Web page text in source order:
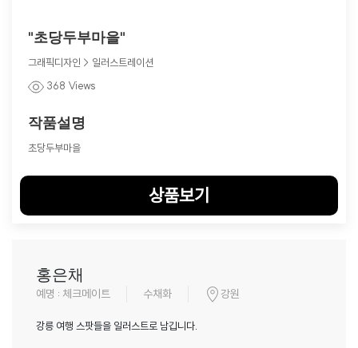
"초당두부마을"
그래픽디자인 > 일러스트레이션
368 Views
작품설명
초당두부마을
상품보기
홍은채
예명 : 체크메이트 수채화 강원
강릉 여행 스팟들을 일러스트로 남깁니다.